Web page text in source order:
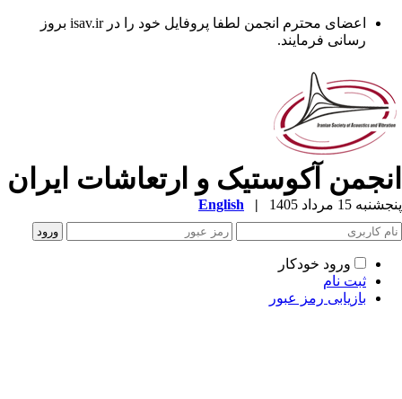
اعضای محترم انجمن لطفا پروفایل خود را در isav.ir بروز
رسانی فرمایند.
آکوستیک و ارتعاشات ایران
15 مرداد 1405 |
English
ورود خودکار
ثبت نام
بازیابی رمز عبور